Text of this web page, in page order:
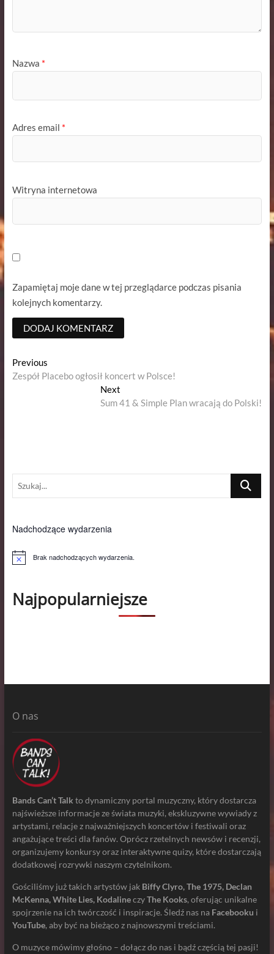
Nazwa *
Adres email *
Witryna internetowa
Zapamiętaj moje dane w tej przeglądarce podczas pisania
kolejnych komentarzy.
Nawigacja
wpisu
PreviousPrevious
post:
Zespół Placebo ogłosił koncert w Polsce!
Next
post:
Sum 41 & Simple Plan wracają do Polski!
Szukaj...
Nadchodzące wydarzenia
d
Brak nadchodzących wydarzenia.
Najpopularniejsze
O nas
Bands Can’t Talk to dynamiczny portal muzyczny, który dostarcza
najświeższe informacje ze świata muzyki, ekskluzywne wywiady z
artystami, relacje z najważniejszych koncertów i festiwali oraz
angażujące treści dla fanów. Oprócz rzetelnych newsów i recenzji,
organizujemy konkursy oraz interaktywne quizy, które dostarczają
dodatkowej rozrywki naszym czytelnikom.
Gościliśmy już takich artystów jak Biffy Clyro, The 1975, Declan
McKenna, White Lies, KodalineczyThe Kooks, oferując unikalne
spojrzenie na ich twórczość i inspiracje. Śledź nas na Facebooku i
YouTube, aby być na bieżąco z najnowszymi treściami.
O muzyce mówimy głośno – dołącz do nas i bądź częścią tej pasji!